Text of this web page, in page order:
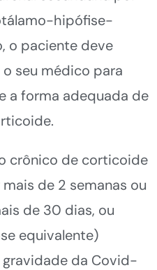
hipófise-
o paciente deve
seu médico para
a forma adequada de
crônico de corticoide
de 2 semanas ou
de 30 dias, ou
equivalente)
da Covid-